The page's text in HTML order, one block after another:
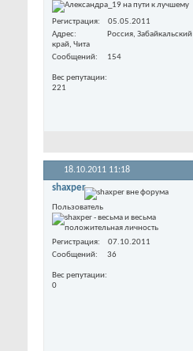
Регистрация
05.05.2011
Адрес
Россия, Забайкальский
край, Чита
Сообщений
154
Вес репутации
221
18.10.2011 11:18
shaxper
Пользователь
Регистрация
07.10.2011
Сообщений
36
Вес репутации
0